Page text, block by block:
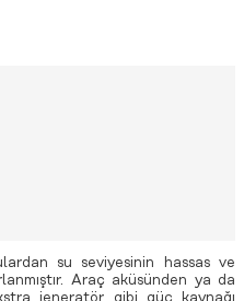
su seviyesinin hassas ve
Araç aküsünden ya da